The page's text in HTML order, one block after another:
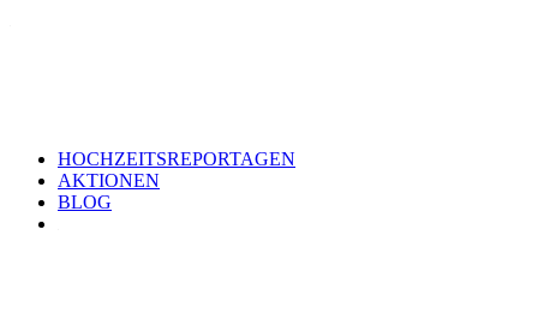
HOCHZEITSREPORTAGEN
AKTIONEN
BLOG